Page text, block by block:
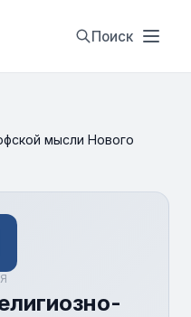
Поиск
мысли Нового